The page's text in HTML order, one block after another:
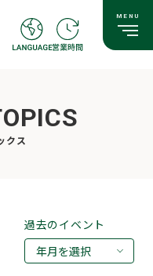
クス
過去のイベント
年月を選択